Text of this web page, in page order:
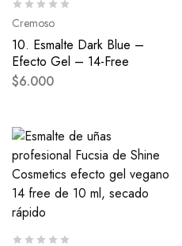
Cremoso
10. Esmalte Dark Blue –
Efecto Gel – 14-Free
$6.000